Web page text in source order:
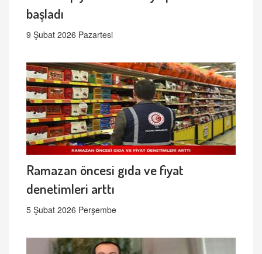
başladı
9 Şubat 2026 Pazartesi
Ramazan öncesi gıda ve fiyat
denetimleri arttı
5 Şubat 2026 Perşembe